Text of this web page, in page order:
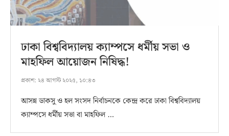
ঢাকা বিশ্ববিদ্যালয় ক্যাম্পসে ধর্মীয় সভা ও
মাহফিল আয়োজন নিষিদ্ধ!
প্রকাশ: ২৪ আগস্ট ২০২৫, ১০:৪৩
আসন্ন ডাকসু ও হল সংসদ নির্বাচনকে কেন্দ্র করে ঢাকা বিশ্ববিদ্যালয়
ক্যাম্পসে ধর্মীয় সভা বা মাহফিল …